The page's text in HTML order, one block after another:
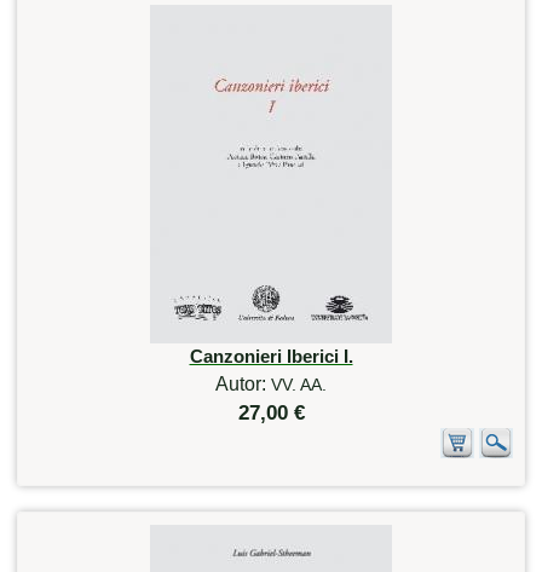
Canzonieri Iberici I.
Autor: VV. AA.
27,00 €